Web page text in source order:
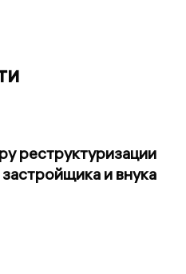
реструктуризации
и внука